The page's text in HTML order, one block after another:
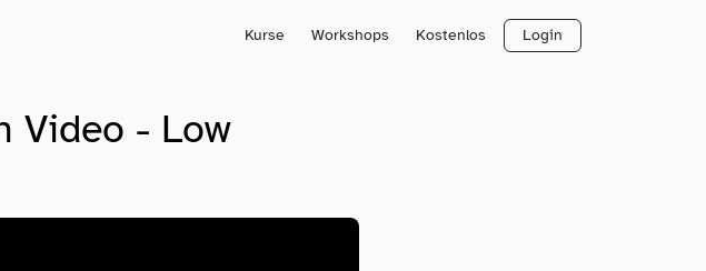
Kurse Workshops Kostenlos Login
Video - Low